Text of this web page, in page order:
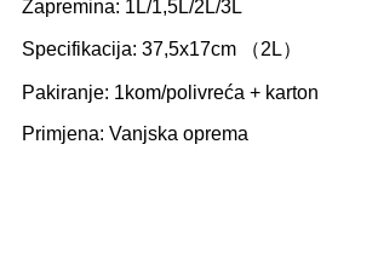
Zapremina: 1L/1,5L/2L/3L
Specifikacija: 37,5x17cm （2L）
Pakiranje: 1kom/polivreća + karton
Primjena: Vanjska oprema